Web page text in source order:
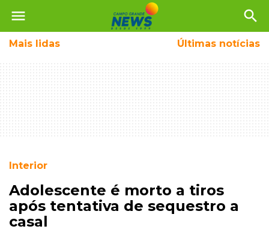
menu search
Mais lidas Últimas notícias
Interior
Adolescente é morto a tiros
após tentativa de sequestro a
casal